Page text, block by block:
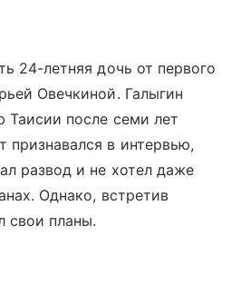
24-летняя дочь от первого
Овечкиной. Галыгин
Таисии после семи лет
в интервью,
развод и не хотел даже
Однако, встретив
свои планы.